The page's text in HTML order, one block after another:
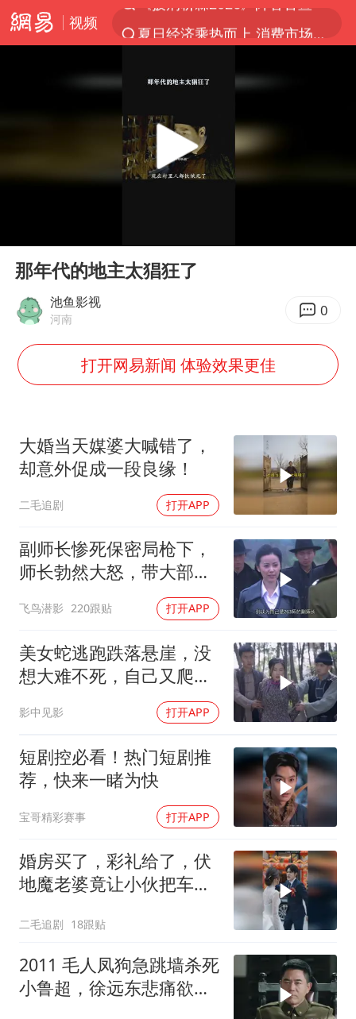
视频
浙江省甬江发生2026年第1号洪水
暑期研学游升温 在旅途中增长知识
宝妈给四胞胎取名平安喜乐
BLG经理辟谣Bin离队
暴雨预报为何有时感觉不准
总书记点赞的非遗苗绣焕发新生机
Play
那年代的地主太猖狂了
池鱼影视
河南 0
打开网易新闻 体验效果更佳
大婚当天媒婆大喊错了，
却意外促成一段良缘！
二毛追剧 打开APP
副师长惨死保密局枪下，
师长勃然大怒，带大部队
飞鸟潜影 220跟贴 打开APP
美女蛇逃跑跌落悬崖，没
想大难不死，自己又爬了
影中见影 打开APP
短剧控必看！热门短剧推
荐，快来一睹为快
宝哥精彩赛事 打开APP
婚房买了，彩礼给了，伏
地魔老婆竟让小伙把车送
二毛追剧 18跟贴
2011 毛人凤狗急跳墙杀死
小鲁超，徐远东悲痛欲